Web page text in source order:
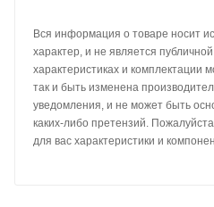
Вся информация о товаре носит
характер, и не является
характеристиках и комплектации
так и быть изменена
уведомления, и не может быть
каких-либо претензий.
для вас характеристики и